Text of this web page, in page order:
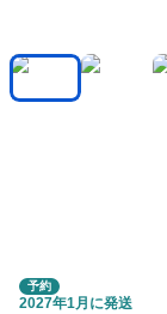
予約
2027年1月に発送